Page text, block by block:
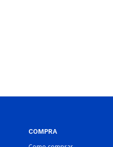
COMPRA